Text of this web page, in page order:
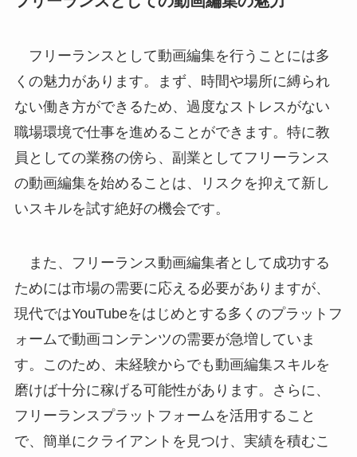
フリーランスとして動画編集を行うことには多
くの魅力があります。まず、時間や場所に縛られ
ない働き方ができるため、過度なストレスがない
職場環境で仕事を進めることができます。特に教
員としての業務の傍ら、副業としてフリーランス
の動画編集を始めることは、リスクを抑えて新し
いスキルを試す絶好の機会です。
また、フリーランス動画編集者として成功する
ためには市場の需要に応える必要がありますが、
現代ではYouTubeをはじめとする多くのプラットフ
ォームで動画コンテンツの需要が急増していま
す。このため、未経験からでも動画編集スキルを
磨けば十分に稼げる可能性があります。さらに、
フリーランスプラットフォームを活用すること
で、簡単にクライアントを見つけ、実績を積むこ